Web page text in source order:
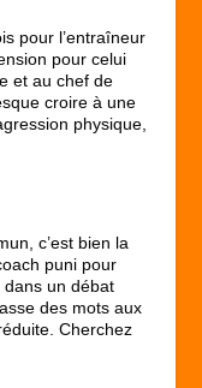
pour l’entraîneur
pour celui
et au chef de
croire à une
physique,
c’est bien la
puni pour
un débat
des mots aux
Cherchez